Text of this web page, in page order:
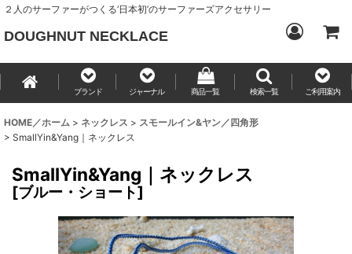
２人のサーファーがつくる‘日本初’のサーファーズアクセサリー
DOUGHNUT NECKLACE
ブランド ジャーナル 商品一覧 検索一覧 ご利用案内
HOME／ホーム > ネックレス > スモールイン&ヤン／四角形
> SmallYin&Yang｜ネックレス
SmallYin&Yang｜ネックレス
[ブルー・ショート]